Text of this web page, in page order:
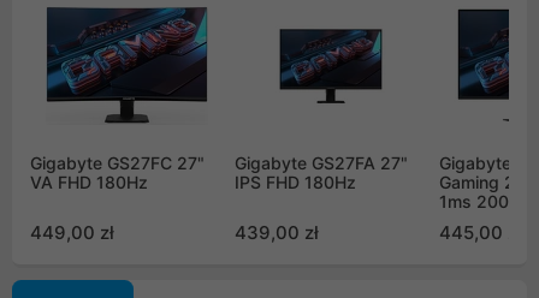
Gigabyte GS27FC 27"
VA FHD 180Hz
449,00 zł
Gigabyte GS27FA 27"
IPS FHD 180Hz
439,00 zł
Gigabyte
Gaming 25"
1ms 200Hz
445,00 zł